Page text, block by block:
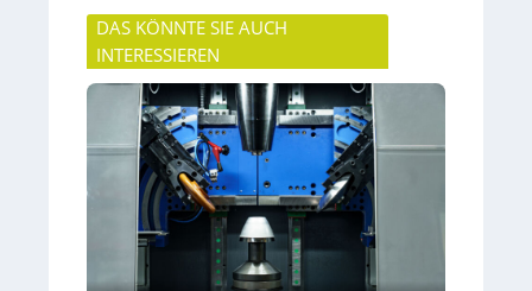
DAS KÖNNTE SIE AUCH
INTERESSIEREN